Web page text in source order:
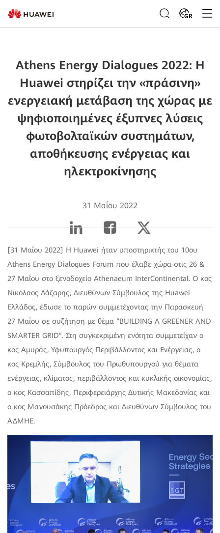
GR
Athens Energy Dialogues 2022: H
Huawei στηρίζει την «πράσινη»
ενεργειακή μετάβαση της χώρας με
ψηφιοποιημένες έξυπνες λύσεις
φωτοβολταϊκών συστημάτων,
αποθήκευσης ενέργειας και
ηλεκτροκίνησης
31 Μαΐου 2022
[31 Μαΐου 2022] Η Huawei ήταν υποστηρικτής του 10ου
Athens Energy Dialogues Forum που έλαβε χώρα στις 26 &
27 Μαΐου στο ξενοδοχείο Athenaeum InterContinental. Ο κος
Νικόλαος Λάζαρης, Διευθύνων Σύμβουλος της Huawei
Ελλάδος, έδωσε το παρών συμμετέχοντας την Παρασκευή
27 Μαΐου σε συζήτηση με θέμα “BUILDING A GREENER AND
SMARTER GRID”. Στη συγκεκριμένη ενότητα συμμετείχαν ο
κος Αμυράς, Υφυπουργός Περιβάλλοντος και Ενέργειας, ο
κος Κρεμλής, Σύμβουλος του Πρωθυπουργού για θέματα
ενέργειας, κλίματος, περιβάλλοντος και κυκλικής οικονομίας,
ο κος Κασσαπίδης, Περιφερειάρχης Δυτικής Μακεδονίας και
ο κος Μανουσάκης Πρόεδρος και Διευθύνων Σύμβουλος του
ΑΔΜΗΕ.